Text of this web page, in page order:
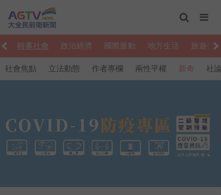
時事社會 政治經濟 國際脈動 地方生活 旅遊美
社會焦點 立法動態 作者專欄 兩性平權 新奇 社